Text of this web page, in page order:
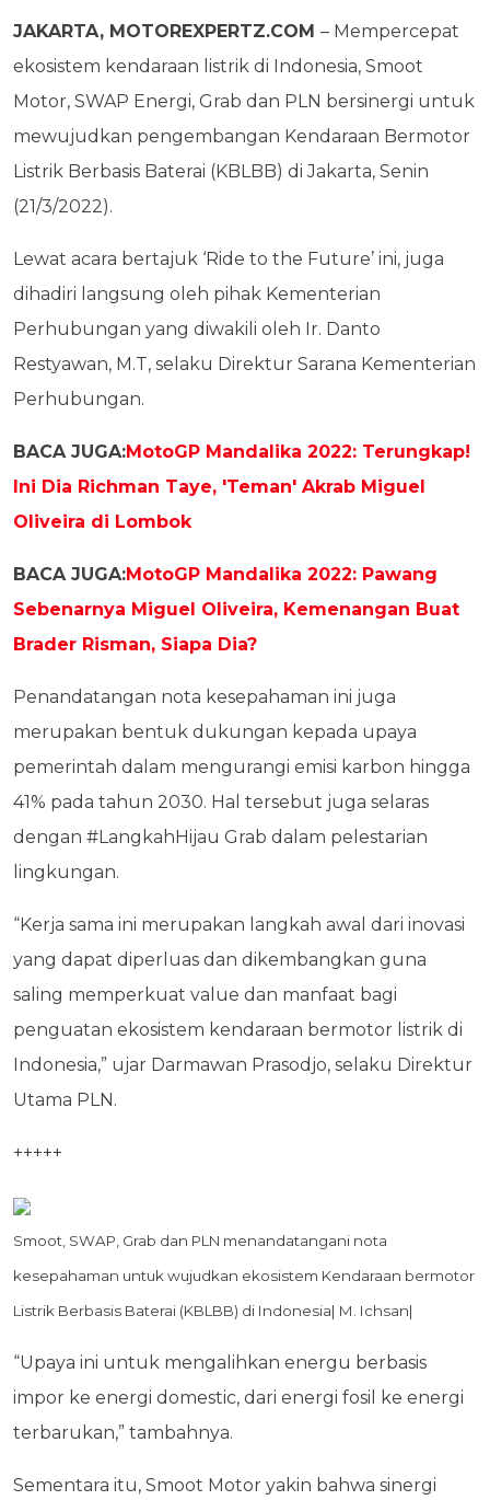
JAKARTA, MOTOREXPERTZ.COM – Mempercepat
ekosistem kendaraan listrik di Indonesia, Smoot
Motor, SWAP Energi, Grab dan PLN bersinergi untuk
mewujudkan pengembangan Kendaraan Bermotor
Listrik Berbasis Baterai (KBLBB) di Jakarta, Senin
(21/3/2022).
Lewat acara bertajuk ‘Ride to the Future’ ini, juga
dihadiri langsung oleh pihak Kementerian
Perhubungan yang diwakili oleh Ir. Danto
Restyawan, M.T, selaku Direktur Sarana Kementerian
Perhubungan.
BACA JUGA:MotoGP Mandalika 2022: Terungkap!
Ini Dia Richman Taye, 'Teman' Akrab Miguel
Oliveira di Lombok
BACA JUGA:MotoGP Mandalika 2022: Pawang
Sebenarnya Miguel Oliveira, Kemenangan Buat
Brader Risman, Siapa Dia?
Penandatangan nota kesepahaman ini juga
merupakan bentuk dukungan kepada upaya
pemerintah dalam mengurangi emisi karbon hingga
41% pada tahun 2030. Hal tersebut juga selaras
dengan #LangkahHijau Grab dalam pelestarian
lingkungan.
“Kerja sama ini merupakan langkah awal dari inovasi
yang dapat diperluas dan dikembangkan guna
saling memperkuat value dan manfaat bagi
penguatan ekosistem kendaraan bermotor listrik di
Indonesia,” ujar Darmawan Prasodjo, selaku Direktur
Utama PLN.
+++++
Smoot, SWAP, Grab dan PLN menandatangani nota
kesepahaman untuk wujudkan ekosistem Kendaraan bermotor
Listrik Berbasis Baterai (KBLBB) di Indonesia| M. Ichsan|
“Upaya ini untuk mengalihkan energu berbasis
impor ke energi domestic, dari energi fosil ke energi
terbarukan,” tambahnya.
Sementara itu, Smoot Motor yakin bahwa sinergi